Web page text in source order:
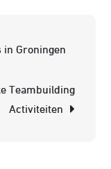
Groningen
Teambuilding
Activiteiten